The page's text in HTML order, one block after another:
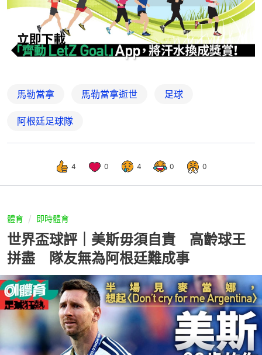
馬勒當拿 馬勒當拿逝世 足球
阿根廷足球隊
4 0 4 0 0
體育 即時體育
世界盃球評｜美斯毋須自責 高齡球王
拼盡 隊友無為阿根廷難成事